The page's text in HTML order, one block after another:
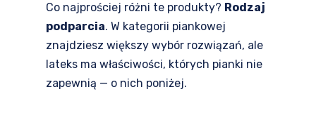
Co najprościej różni te produkty? Rodzaj
podparcia. W kategorii piankowej
znajdziesz większy wybór rozwiązań, ale
lateks ma właściwości, których pianki nie
zapewnią — o nich poniżej.